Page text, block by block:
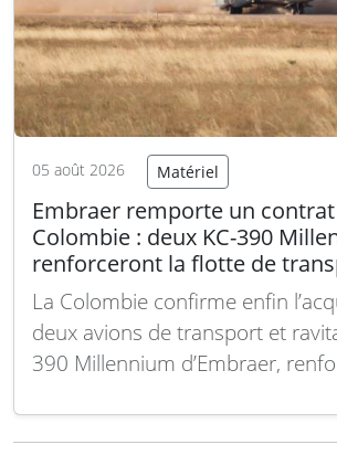
05 août 2026 Matériel
Embraer remporte un
Colombie : deux KC-390
renforceront la flotte de
La Colombie confirme enfin
deux avions de transport et
390 Millennium d’Embraer,
s’inscrit dans une dynamique